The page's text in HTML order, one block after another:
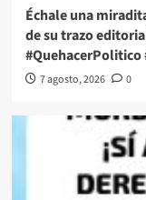
Échale una
de su trazo
7 agosto, 2026 0